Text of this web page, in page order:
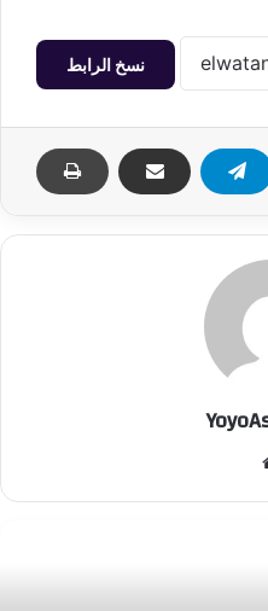
نسخ الرابط